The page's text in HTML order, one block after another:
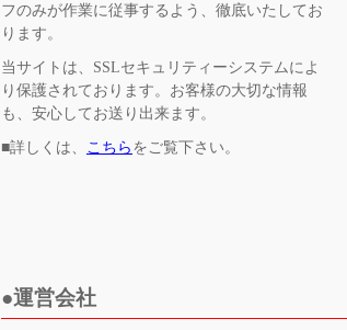
フのみが作業に従事するよう、徹底いたしてお
ります。
当サイトは、SSLセキュリティーシステムによ
り保護されております。お客様の大切な情報
も、安心してお送り出来ます。
■詳しくは、 こちら をご覧下さい。
運営会社